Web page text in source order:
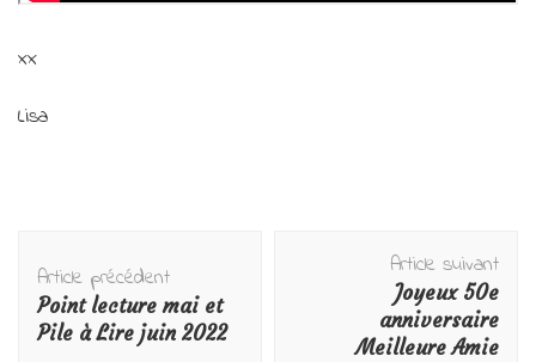
xx
Lisa
d'article
Article précédent
Point lecture mai et
Pile à Lire juin 2022
Article suivant
Joyeux 50e
anniversaire
Meilleure Amie